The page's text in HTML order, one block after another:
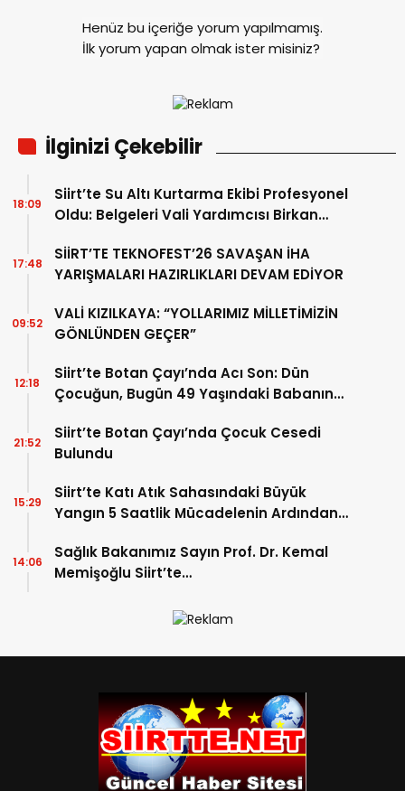
Henüz bu içeriğe yorum yapılmamış.
İlk yorum yapan olmak ister misiniz?
İlginizi Çekebilir
Siirt’te Su Altı Kurtarma Ekibi Profesyonel
Oldu: Belgeleri Vali Yardımcısı Birkan
18:09
SİİRT’TE TEKNOFEST’26 SAVAŞAN İHA
YARIŞMALARI HAZIRLIKLARI DEVAM EDİYOR
17:48
VALİ KIZILKAYA: “YOLLARIMIZ MİLLETİMİZİN
GÖNLÜNDEN GEÇER”
09:52
Siirt’te Botan Çayı’nda Acı Son: Dün
Çocuğun, Bugün 49 Yaşındaki Babanın
12:18
Siirt’te Botan Çayı’nda Çocuk Cesedi
Bulundu
21:52
Siirt’te Katı Atık Sahasındaki Büyük
Yangın 5 Saatlik Mücadelenin Ardından
15:29
Sağlık Bakanımız Sayın Prof. Dr. Kemal
Memişoğlu Siirt’te…
14:06